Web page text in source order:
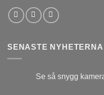
SENASTE NYHETERNA
Se så snygg